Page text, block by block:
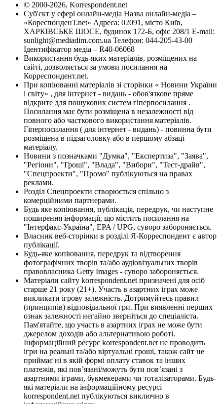
© 2000-2026, Korrespondent.net
Суб'єкт у сфері онлайн-медіа Назва онлайн-медіа –
«КореспонденТ.net» Адреса: 02091, місто Київ,
ХАРКІВСЬКЕ ШОСЕ, будинок 172-Б, офіс 208/1 E-mail:
sunlight@mediadim.com.ua Телефон: 044-205-43-00
Ідентифікатор медіа – R40-06068
Використання будь-яких матеріалів, розміщених на
сайті, дозволяється за умови посилання на
Корреспондент.net.
При копіюванні матеріалів зі сторінки « Новини України
і світу» , для інтернет - видань - обов'язкове пряме
відкрите для пошукових систем гіперпосилання .
Посилання має бути розміщена в незалежності від
повного або часткового використання матеріалів.
Гіперпосилання ( для інтернет - видань) - повинна бути
розміщена в підзаголовку або в першому абзаці
матеріалу.
Новини з позначками "Думка", "Експертиза", "Заява",
"Регіони", "Гроші", "Влада", "Вибори", "Тест-драйв",
"Спецпроекти", "Промо" публікуються на правах
реклами.
Розділ Спецпроекти створюється спільно з
комерційними партнерами.
Будь яке копіювання, публікація, передрук, чи наступне
поширення інформації, що містить посилання на
"Інтерфакс-Україна", EPA / UPG, суворо забороняється.
Власник веб-сторінки в розділі Я-Корреспондент є автор
публікації.
Будь-яке копіювання, передрук та відтворення
фотографічних творів та/або аудіовізуальних творів
правовласника Getty Images - суворо забороняється.
Матеріали сайту korrespondent.net призначені для осіб
старше 21 року (21+). Участь в азартних іграх може
викликати ігрову залежність. Дотримуйтесь правил
(принципів) відповідальної гри. При виявленні перших
ознак залежності негайно зверніться до спеціаліста.
Пам'ятайте, що участь в азартних іграх не може бути
джерелом доходів або альтернативою роботі.
Інформаційний ресурс korrespondent.net не проводить
ігри на реальні та/або віртуальні гроші, також сайт не
приймає ні в якій формі оплату ставок та інших
платежів, які пов’язані/можуть бути пов’язані з
азартними іграми, букмекерами чи тоталізаторами. Будь-
які матеріали на інформаційному ресурсі
korrespondent.net публікуються виключно в